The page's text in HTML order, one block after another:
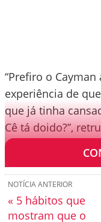
“Prefiro o Cayman
experiência de
que já tinha
Cê tá doido?”,
metade dos
NOTÍCIA ANTERIOR
« 5 hábitos que
mostram que o